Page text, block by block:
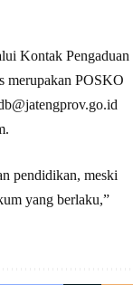
Kontak Pengaduan
merupakan POSKO
pendidikan, meski
yang berlaku,”